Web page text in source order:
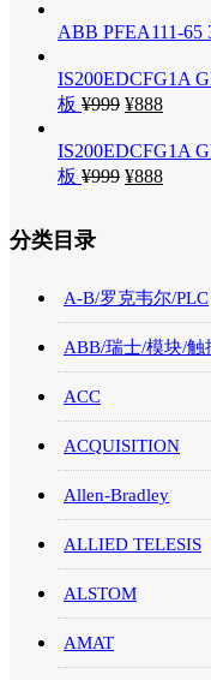
ABB PFEA111-65
IS200EDCFG1A
板 ¥999 ¥888
IS200EDCFG1A
板 ¥999 ¥888
分类目录
A-B/罗克韦尔/PLC
ABB/瑞士/模块/触
ACC
ACQUISITION
Allen-Bradley
ALLIED TELESIS
ALSTOM
AMAT